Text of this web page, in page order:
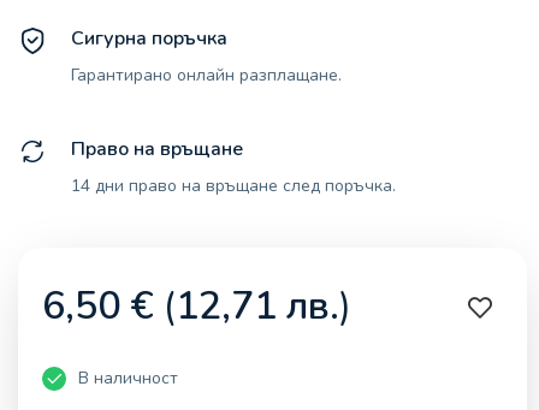
Сигурна поръчка
Гарантирано онлайн разплащане.
Право на връщане
14 дни право на връщане след поръчка.
6,50 € (12,71 лв.)
В наличност